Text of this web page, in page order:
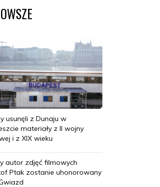
usunęli z Dunaju w
materiały z II wojny
i z XIX wieku
autor zdjęć filmowych
Ptak zostanie uhonorowany